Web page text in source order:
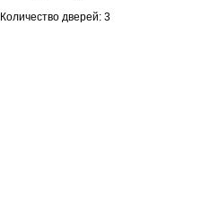
Количество дверей: 3